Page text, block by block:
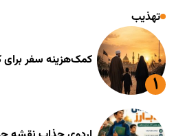
تهذیب
کمک‌هزینه سفر برای